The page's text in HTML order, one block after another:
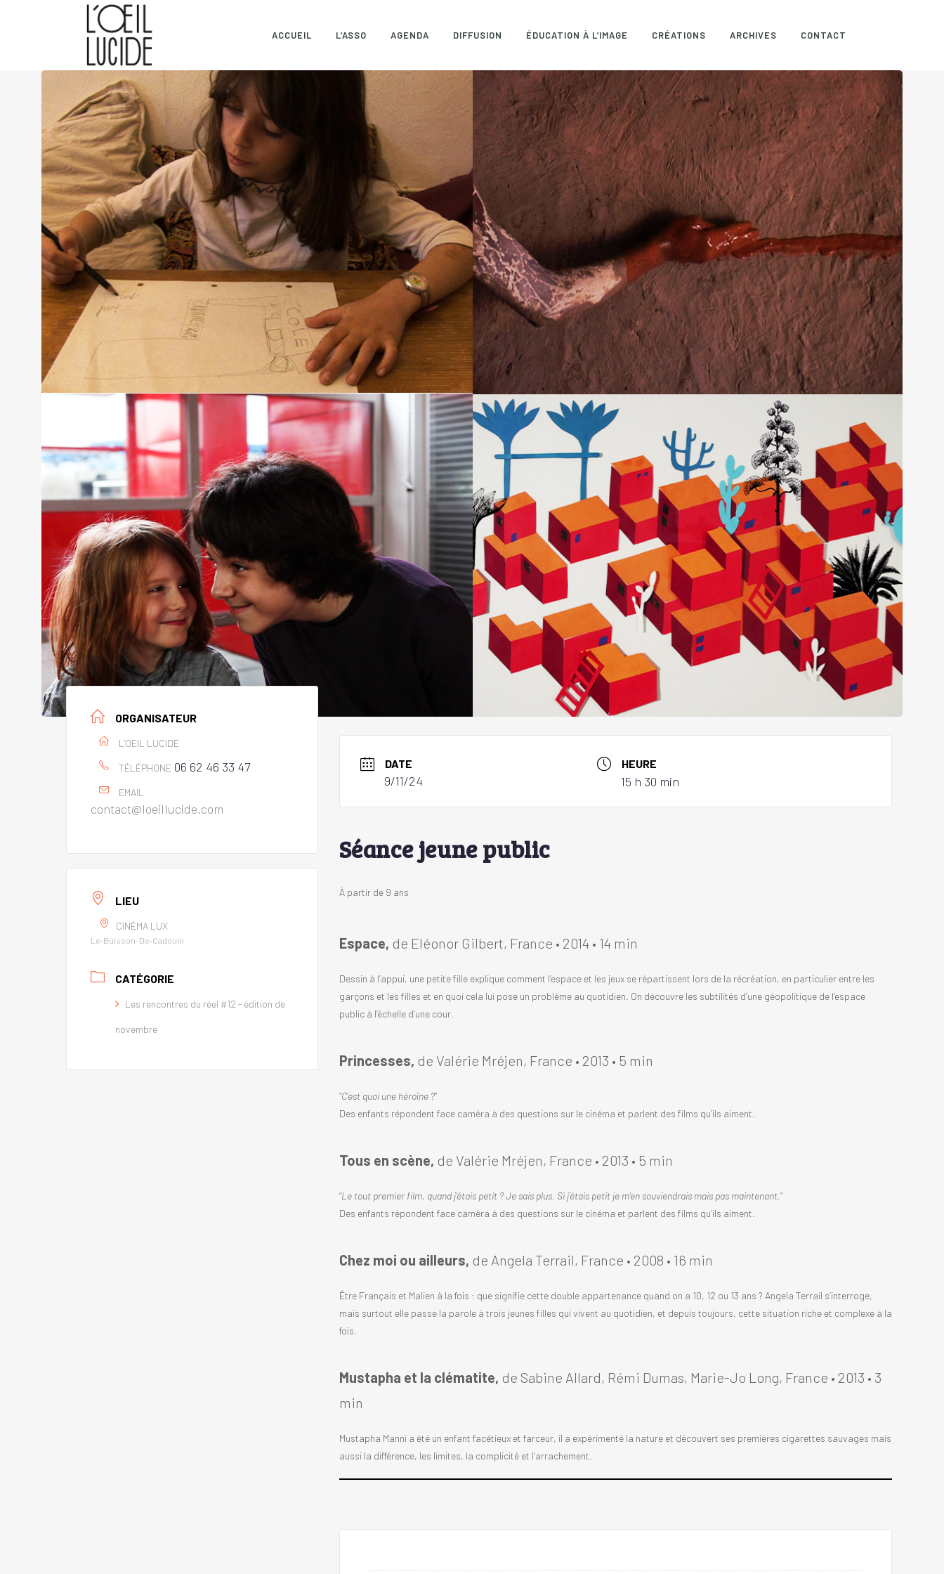
ACCUEIL L’ASSO AGENDA DIFFUSION ÉDUCATION À L’IMAGE CRÉATIONS ARCHIVES CONTACT
ORGANISATEUR
L'OEIL LUCIDE
TÉLÉPHONE 06 62 46 33 47
EMAIL
contact@loeillucide.com
LIEU
CINÉMA LUX
Le-Buisson-De-Cadouin
CATÉGORIE
Les rencontres du réel #12 - édition de
novembre
DATE
9/11/24
HEURE
15 h 30 min
Séance jeune public
À partir de 9 ans
Espace, de Eléonor Gilbert, France • 2014 • 14 min
Dessin à l’appui, une petite fille explique comment l’espace et les jeux se répartissent lors de la récréation, en particulier entre les
garçons et les filles et en quoi cela lui pose un problème au quotidien. On découvre les subtilités d’une géopolitique de l’espace
public à l’échelle d’une cour.
Princesses, de Valérie Mréjen, France • 2013 • 5 min
“C’est quoi une héroïne ?“
Des enfants répondent face caméra à des questions sur le cinéma et parlent des films qu’ils aiment.
Tous en scène, de Valérie Mréjen, France • 2013 • 5 min
“Le tout premier film, quand j’étais petit ? Je sais plus. Si j’étais petit je m’en souviendrais mais pas maintenant. “
Des enfants répondent face caméra à des questions sur le cinéma et parlent des films qu’ils aiment.
Chez moi ou ailleurs, de Angela Terrail, France • 2008 • 16 min
Être Français et Malien à la fois : que signifie cette double appartenance quand on a 10, 12 ou 13 ans ? Angela Terrail s’interroge,
mais surtout elle passe la parole à trois jeunes filles qui vivent au quotidien, et depuis toujours, cette situation riche et complexe à la
fois.
Mustapha et la clématite, de Sabine Allard, Rémi Dumas, Marie-Jo Long, France • 2013 • 3
min
Mustapha Manni a été un enfant facétieux et farceur, il a expérimenté la nature et découvert ses premières cigarettes sauvages mais
aussi la différence, les limites, la complicité et l’arrachement.